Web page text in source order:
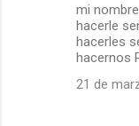
mi
hacerle
hacerles
hacernos
21 de